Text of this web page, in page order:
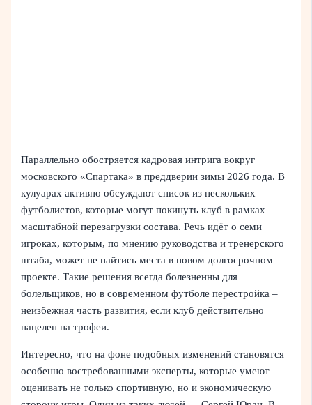
Параллельно обостряется кадровая интрига вокруг
московского «Спартака» в преддверии зимы 2026 года. В
кулуарах активно обсуждают список из нескольких
футболистов, которые могут покинуть клуб в рамках
масштабной перезагрузки состава. Речь идёт о семи
игроках, которым, по мнению руководства и тренерского
штаба, может не найтись места в новом долгосрочном
проекте. Такие решения всегда болезненны для
болельщиков, но в современном футболе перестройка –
неизбежная часть развития, если клуб действительно
нацелен на трофеи.
Интересно, что на фоне подобных изменений становятся
особенно востребованными эксперты, которые умеют
оценивать не только спортивную, но и экономическую